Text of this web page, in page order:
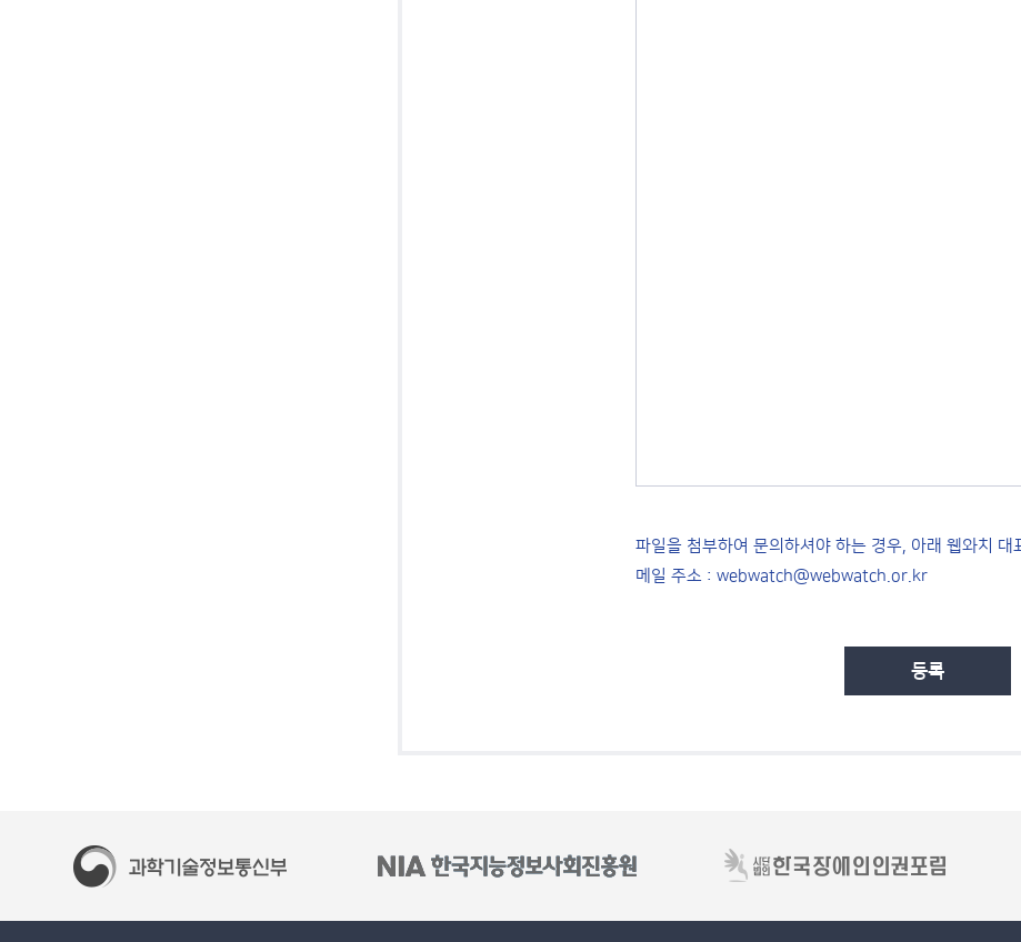
파일을 첨부하여 문의하셔야 하는 경우, 아래 웹와치 대
메일 주소 : webwatch@webwatch.or.kr